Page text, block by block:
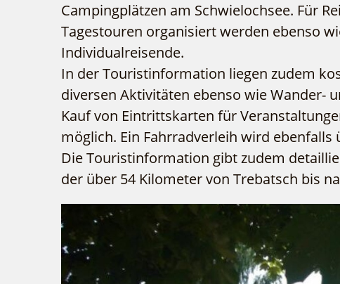
Campingplätzen am Schwielochsee. Für
Tagestouren organisiert werden ebenso
Individualreisende.
In der Touristinformation liegen zudem
diversen Aktivitäten ebenso wie Wander-
Kauf von Eintrittskarten für
möglich. Ein Fahrradverleih wird
Die Touristinformation gibt zudem
der über 54 Kilometer von Trebatsch bis